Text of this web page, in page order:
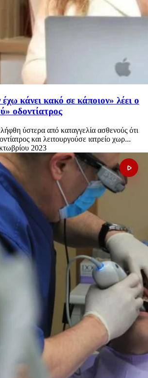
κάνει κακό σε κάποιον» λέει ο
οδοντίατρος
ύστερα από καταγγελία ασθενούς ότι
και λειτουργούσε ιατρείο χωρ...
2023